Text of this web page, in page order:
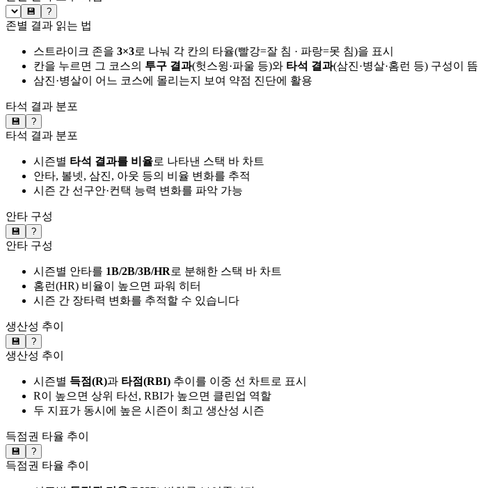
💾 ?
존별 결과 읽는 법
스트라이크 존을 3×3로 나눠 각 칸의 타율(빨강=잘 침 · 파랑=못 침)을 표시
칸을 누르면 그 코스의 투구 결과(헛스윙·파울 등)와 타석 결과(삼진·병살·홈런 등) 구성이 뜸
삼진·병살이 어느 코스에 몰리는지 보여 약점 진단에 활용
타석 결과 분포
💾 ?
타석 결과 분포
시즌별 타석 결과를 비율로 나타낸 스택 바 차트
안타, 볼넷, 삼진, 아웃 등의 비율 변화를 추적
시즌 간 선구안·컨택 능력 변화를 파악 가능
안타 구성
💾 ?
안타 구성
시즌별 안타를 1B/2B/3B/HR로 분해한 스택 바 차트
홈런(HR) 비율이 높으면 파워 히터
시즌 간 장타력 변화를 추적할 수 있습니다
생산성 추이
💾 ?
생산성 추이
시즌별 득점(R)과 타점(RBI) 추이를 이중 선 차트로 표시
R이 높으면 상위 타선, RBI가 높으면 클린업 역할
두 지표가 동시에 높은 시즌이 최고 생산성 시즌
득점권 타율 추이
💾 ?
득점권 타율 추이